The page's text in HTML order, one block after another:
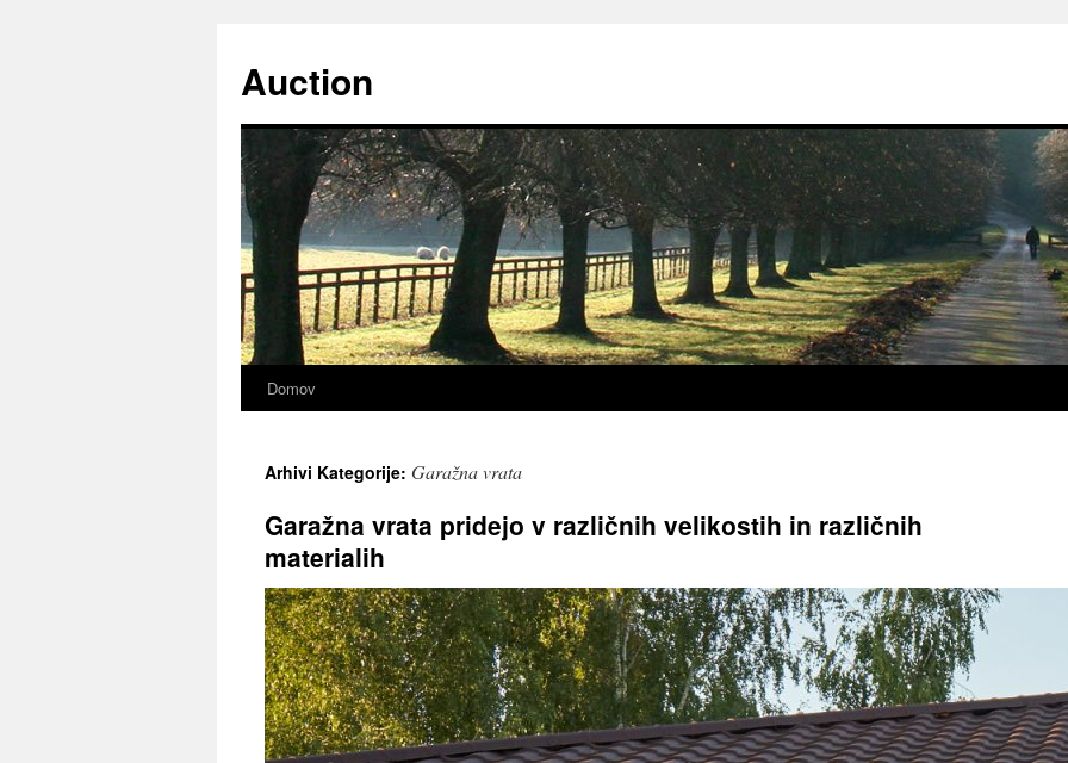
vsebino
Auction
Domov
Arhivi Kategorije: Garažna vrata
Garažna vrata pridejo v različnih velikostih in različnih
materialih